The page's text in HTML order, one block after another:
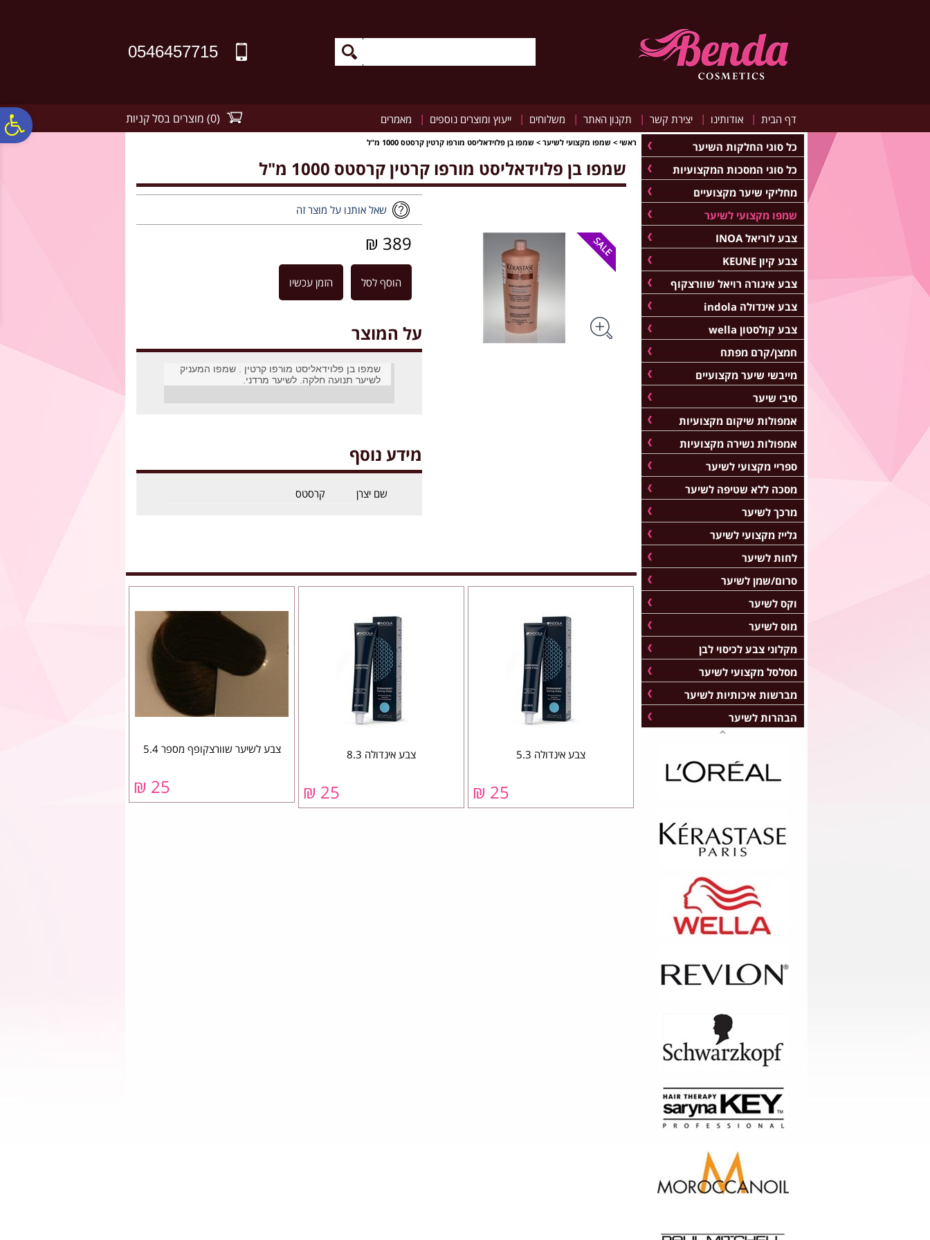
0546457715
דף הבית | אודותינו | יצירת קשר | תקנון האתר | משלוחים | ייעוץ ומוצרים נוספים | מאמרים (
0
) מוצרים בסל קניות
ראשי > שמפו מקצועי לשיער > שמפו בן פלוידאליסט מורפו קרטין קרסטס 1000 מ"ל
שמפו בן פלוידאליסט מורפו קרטין קרסטס 1000 מ"ל
שאל אותנו על מוצר זה
389 ₪
הוסף לסל הזמן עכשיו
על המוצר
שמפו בן פלוידאליסט מורפו קרטין . שמפו המעניק
לשיער תנועה חלקה. לשיער מרדני.
מידע נוסף
שם יצרן קרסטס
צבע אינדולה 5.3
25 ₪
צבע אינדולה 8.3
25 ₪
צבע לשיער שוורצקופף מספר 5.4
25 ₪
כל סוגי החלקות השיער
כל סוגי המסכות המקצועיות
מחליקי שיער מקצועיים
שמפו מקצועי לשיער
צבע לוריאל INOA
צבע קיון KEUNE
צבע איגורה רויאל שוורצקוף
צבע אינדולה indola
צבע קולסטון wella
חמצן/קרם מפתח
מייבשי שיער מקצועיים
סיבי שיער
אמפולות שיקום מקצועיות
אמפולות נשירה מקצועיות
ספריי מקצועי לשיער
מסכה ללא שטיפה לשיער
מרכך לשיער
גלייז מקצועי לשיער
לחות לשיער
סרום/שמן לשיער
וקס לשיער
מוס לשיער
מקלוני צבע לכיסוי לבן
מסלסל מקצועי לשיער
מברשות איכותיות לשיער
הבהרות לשיער